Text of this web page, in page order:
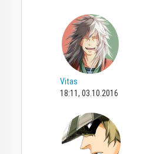
Vitas
18:11, 03.10.2016